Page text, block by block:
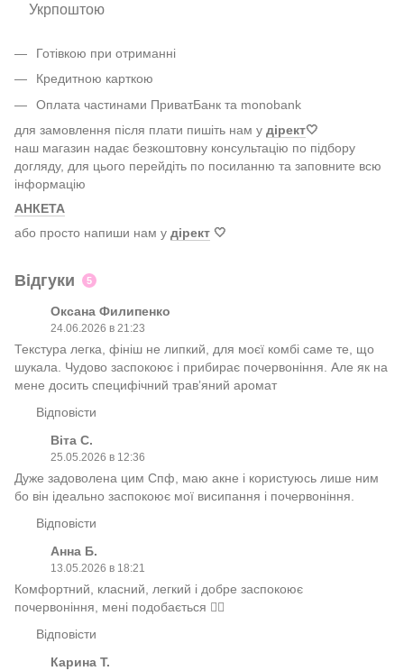
Укрпоштою
Готівкою при отриманні
Кредитною карткою
Оплата частинами ПриватБанк та monobank
для замовлення після плати пишіть нам у дірект🤍
наш магазин надає безкоштовну консультацію по підбору
догляду, для цього перейдіть по посиланню та заповните всю
інформацію
АНКЕТА
або просто напиши нам у дірект 🤍
Відгуки 5
Оксана Филипенко
24.06.2026 в 21:23
Текстура легка, фініш не липкий, для моєї комбі саме те, що
шукала. Чудово заспокоює і прибирає почервоніння. Але як на
мене досить специфічний травʼяний аромат
Відповісти
Віта С.
25.05.2026 в 12:36
Дуже задоволена цим Спф, маю акне і користуюсь лише ним
бо він ідеально заспокоює мої висипання і почервоніння.
Відповісти
Анна Б.
13.05.2026 в 18:21
Комфортний, класний, легкий і добре заспокоює
почервоніння, мені подобається 👍🏻
Відповісти
Карина Т.